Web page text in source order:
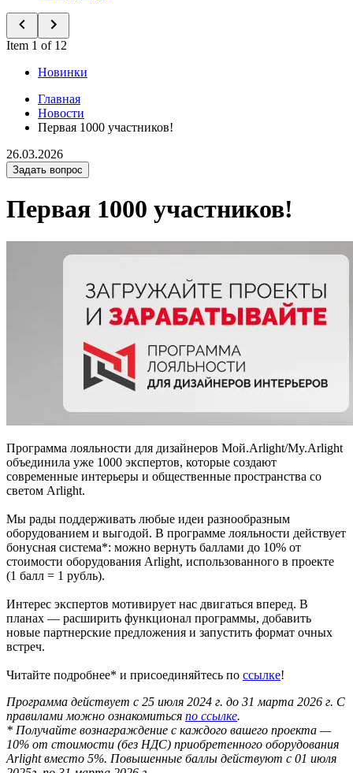
Item 1 of 12
Новинки
Главная
Новости
Первая 1000 участников!
26.03.2026
Задать вопрос
Первая 1000 участников!
Программа лояльности для дизайнеров Мой.Arlight/My.Arlight
объединила уже 1000 экспертов, которые создают
современные интерьеры и общественные пространства со
светом Arlight.
Мы рады поддерживать любые идеи разнообразным
оборудованием и выгодой. В программе лояльности действует
бонусная система*: можно вернуть баллами до 10% от
стоимости оборудования Arlight, использованного в проекте
(1 балл = 1 рубль).
Интерес экспертов мотивирует нас двигаться вперед. В
планах — расширить функционал программы, добавить
новые партнерские предложения и запустить формат очных
встреч.
Читайте подробнее* и присоединяйтесь по ссылке!
Программа действует с 25 июля 2024 г. до 31 марта 2026 г. С
правилами можно ознакомиться по ссылке.
* Получайте вознаграждение с каждого вашего проекта —
10% от стоимости (без НДС) приобретенного оборудования
Arlight вместо 5%. Повышенные баллы действуют с 01 июля